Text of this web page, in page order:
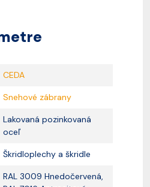
CEDA
Snehové zábrany
Lakovaná pozinkovaná
oceľ
Škridloplechy a škridle
RAL 3009 Hnedočervená,